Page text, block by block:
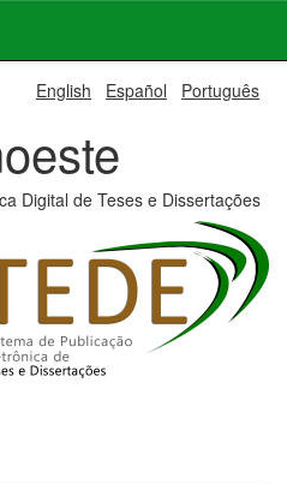
English Español Português
Digital de Teses e Dissertações